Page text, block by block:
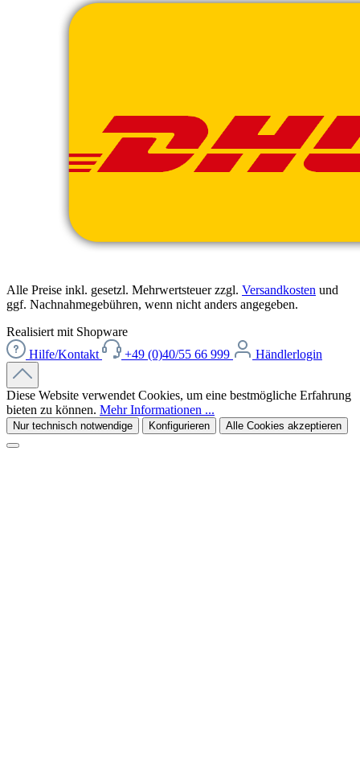
Alle Preise inkl. gesetzl. Mehrwertsteuer zzgl. Versandkosten und
ggf. Nachnahmegebühren, wenn nicht anders angegeben.
Realisiert mit Shopware
Hilfe/Kontakt
+49 (0)40/55 66 999 Händlerlogin
Diese Website verwendet Cookies, um eine bestmögliche Erfahrung
bieten zu können. Mehr Informationen ...
Nur technisch notwendige Konfigurieren Alle Cookies akzeptieren